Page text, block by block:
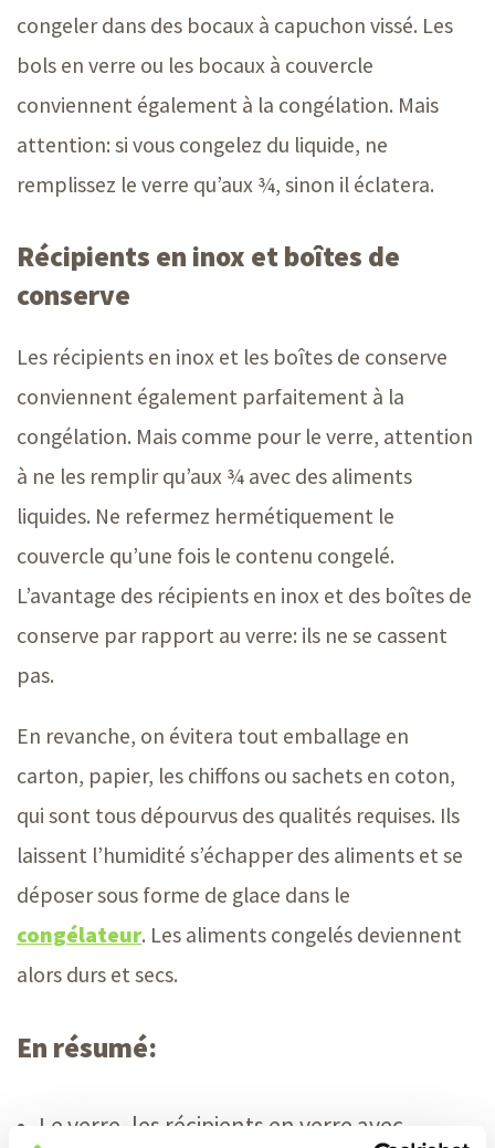
congeler dans des bocaux à capuchon vissé. Les
bols en verre ou les bocaux à couvercle
conviennent également à la congélation. Mais
attention: si vous congelez du liquide, ne
remplissez le verre qu’aux ¾, sinon il éclatera.
Récipients en inox et boîtes de
conserve
Les récipients en inox et les boîtes de conserve
conviennent également parfaitement à la
congélation. Mais comme pour le verre, attention
à ne les remplir qu’aux ¾ avec des aliments
liquides. Ne refermez hermétiquement le
couvercle qu’une fois le contenu congelé.
L’avantage des récipients en inox et des boîtes de
conserve par rapport au verre: ils ne se cassent
pas.
En revanche, on évitera tout emballage en
carton, papier, les chiffons ou sachets en coton,
qui sont tous dépourvus des qualités requises. Ils
laissent l’humidité s’échapper des aliments et se
déposer sous forme de glace dans le
congélateur. Les aliments congelés deviennent
alors durs et secs.
En résumé:
Le verre, les récipients en verre avec